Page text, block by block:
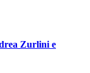
Zurlini e